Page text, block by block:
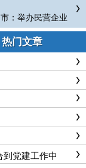
：举办民营企业
、牢记使命”主题
业经营管理经验
热门文章
党建工作中